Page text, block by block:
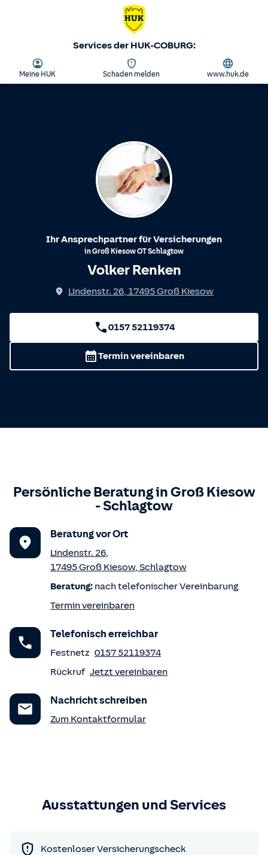
Services der HUK-COBURG:
Meine HUK Schaden melden www.huk.de
Ihr Ansprechpartner für Versicherungen
inGroß KiesowOTSchlagtow
Volker Renken
Lindenstr. 26, 17495Groß Kiesow
0157 52119374
Termin vereinbaren
Persönliche Beratung inGroß Kiesow
-Schlagtow
Beratung vor Ort
Lindenstr. 26,
17495Groß Kiesow, Schlagtow
Beratung: nach telefonischer Vereinbarung
Termin vereinbaren
Telefonisch erreichbar
Festnetz 0157 52119374
Rückruf Jetzt vereinbaren
Nachricht schreiben
Zum Kontaktformular
Ausstattungen und Services
Kostenloser Versicherungscheck